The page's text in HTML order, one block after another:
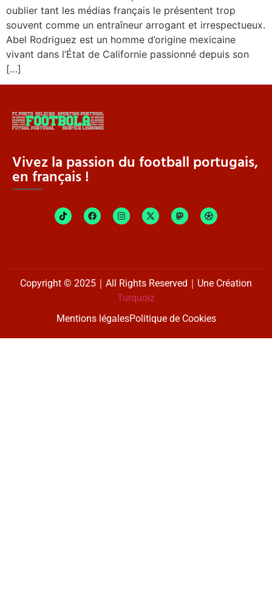
oublier tant les médias français le présentent trop
souvent comme un entraîneur arrogant et irrespectueux.
Abel Rodriguez est un homme d’origine mexicaine
vivant dans l’État de Californie passionné depuis son
[…]
Vivez la passion du football portugais,
en français !
Copyright © 2025｜All Rights Reserved｜Une Création
Turquoiz
Mentions légalesPolitique de Cookies